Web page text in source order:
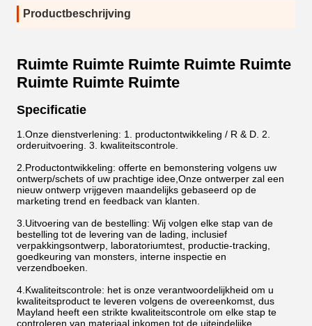
Productbeschrijving
Ruimte Ruimte Ruimte Ruimte Ruimte
Ruimte Ruimte Ruimte
Specificatie
1. Onze dienstverlening: 1. productontwikkeling / R & D. 2.
orderuitvoering. 3. kwaliteitscontrole.
2. Productontwikkeling: offerte en bemonstering volgens uw
ontwerp/schets of uw prachtige idee,Onze ontwerper zal een
nieuw ontwerp vrijgeven maandelijks gebaseerd op de
marketing trend en feedback van klanten.
3. Uitvoering van de bestelling: Wij volgen elke stap van de
bestelling tot de levering van de lading, inclusief
verpakkingsontwerp, laboratoriumtest, productie-tracking,
goedkeuring van monsters, interne inspectie en
verzendboeken.
4. Kwaliteitscontrole: het is onze verantwoordelijkheid om u
kwaliteitsproduct te leveren volgens de overeenkomst, dus
Mayland heeft een strikte kwaliteitscontrole om elke stap te
controleren van materiaal inkomen tot de uiteindelijke